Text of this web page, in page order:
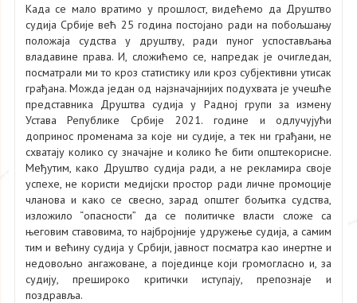
Када се мало вратимо у прошлост, видећемо да Друштво
судија Србије већ 25 година постојано ради на побољшању
положаја судства у друштву, ради пуног успостављања
владавине права. И, сложићемо се, напредак је очигледан,
посматрали ми то кроз статистику или кроз субјективни утисак
грађана. Можда један од најзначајнијих подухвата је учешће
представника Друштва судија у Радној групи за измену
Устава Републике Србије 2021. године и одлучујући
допринос променама за које ни судије, а тек ни грађани, не
схватају колико су значајне и колико ће бити општекорисне.
Међутим, како Друштво судија ради, а не рекламира своје
успехе, не користи медијски простор ради личне промоције
чланова и како се свесно, зарад општег бољитка судства,
изложило “опасности” да се политичке власти сложе са
његовим ставовима, то најбројније удружење судија, а самим
тим и већину судија у Србији, јавност посматра као инертне и
недовољно ангажоване, а појединце који громогласно и, за
судију, прешироко критички иступају, препознаје и
поздравља.